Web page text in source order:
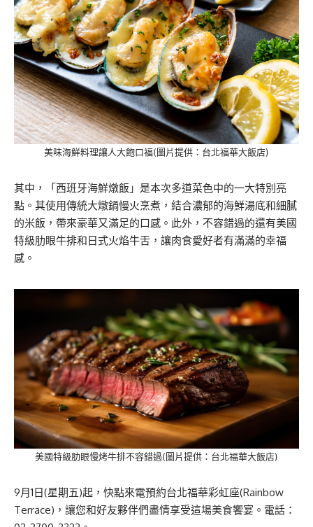
美味海鮮料理讓人大飽口福(圖片提供：台北福華大飯店)
其中，「西班牙海鮮燉飯」是本次多道菜色中的一大特別亮
點。其使用傳統大燉鍋慢火烹煮，結合濃郁的海鮮湯底和細膩
的米飯，帶來豪華又滿足的口感。此外，不容錯過的還有美國
特級肋眼牛排和日式火焰牛舌，讓肉食愛好者有滿滿的幸福
感。
美國特級肋眼慢烤牛排不容錯過(圖片提供：台北福華大飯店)
9月1日(星期五)起，快點來電預約台北福華彩虹座(Rainbow
Terrace)，讓您和好友夥伴們盡情享受這場美食饗宴。電話：